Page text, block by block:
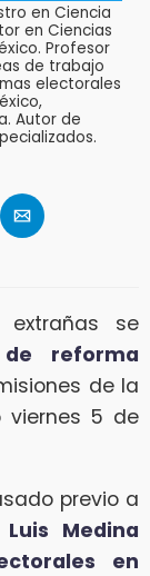
en Ciencia
en Ciencias
Profesor
de trabajo
electorales
Autor de
se
reforma
de la
viernes 5 de
previo a
Luis Medina
en